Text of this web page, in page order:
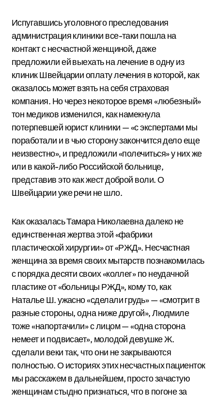
Испугавшись уголовного преследования
администрация клиники все-таки пошла на
контакт с несчастной женщиной, даже
предложили ей выехать на лечение в одну из
клиник Швейцарии оплату лечения в которой, как
оказалось может взять на себя страховая
компания. Но через некоторое время «любезный»
тон медиков изменился, как намекнула
потерпевшей юрист клиники — «с экспертами мы
поработали и в чью сторону закончится дело еще
неизвестно», и предложили «полечиться» у них же
или в какой-либо Российской больнице,
представив это как жест доброй воли. О
Швейцарии уже речи не шло.
Как оказалась Тамара Николаевна далеко не
единственная жертва этой «фабрики
пластической хирургии» от «РЖД». Несчастная
женщина за время своих мытарств познакомилась
с порядка десяти своих «коллег» по неудачной
пластике от «больницы РЖД», кому то, как
Наталье Ш. ужасно «сделали грудь» — «смотрит в
разные стороны, одна ниже другой», Людмиле
тоже «напортачили» с лицом — «одна сторона
немеет и подвисает», молодой девушке Ж.
сделали веки так, что они не закрываются
полностью. О историях этих несчастных пациенток
мы расскажем в дальнейшем, просто зачастую
женщинам стыдно признаться, что в погоне за